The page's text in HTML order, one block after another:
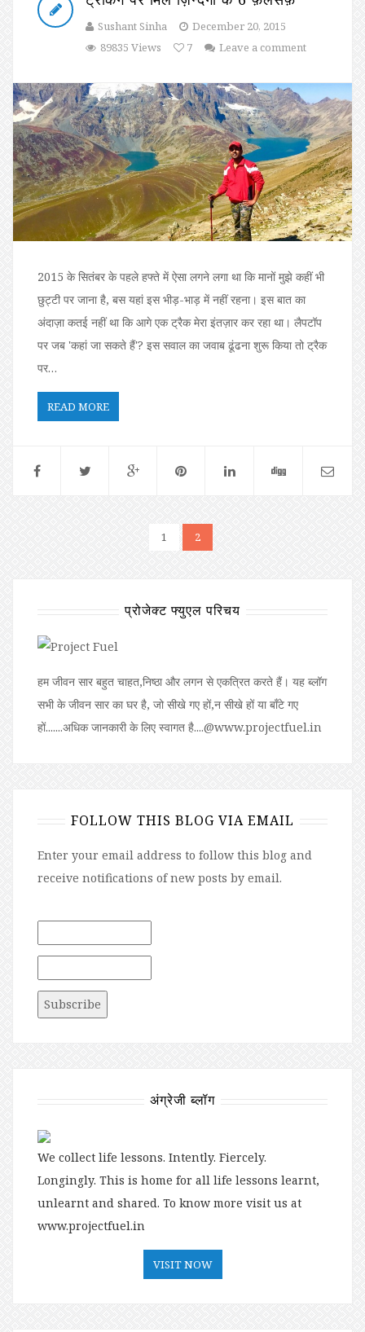
Sushant Sinha
December 20, 2015
89835 Views
7 Leave a comment
2015 के सितंबर के पहले हफ्ते में ऐसा लगने लगा था कि मानों मुझे कहीं भी
छुट्टी पर जाना है, बस यहां इस भीड़-भाड़ में नहीं रहना। इस बात का
अंदाज़ा कतई नहीं था कि आगे एक ट्रैक मेरा इंतज़ार कर रहा था। लैपटॉप
पर जब 'कहां जा सकते हैं'? इस सवाल का जवाब ढूंढना शुरू किया तो ट्रैक
पर…
READ MORE
1 2
प्रोजेक्ट फ्युएल परिचय
हम जीवन सार बहुत चाहत,निष्ठा और लगन से एकत्रित करते हैं। यह ब्लॉग
सभी के जीवन सार का घर है, जो सीखे गए हों,न सीखे हों या बॉंटे गए
हों.......अधिक जानकारी के लिए स्वागत है....@www.projectfuel.in
FOLLOW THIS BLOG VIA EMAIL
Enter your email address to follow this blog and
receive notifications of new posts by email.
अंग्रेजी ब्लॉग
We collect life lessons. Intently. Fiercely.
Longingly. This is home for all life lessons learnt,
unlearnt and shared. To know more visit us at
www.projectfuel.in
VISIT NOW